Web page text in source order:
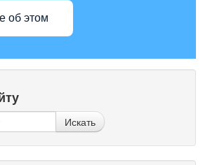
об этом
Искать